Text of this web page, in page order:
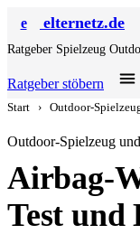
e elternetz.de
Ratgeber Spielzeug
Ratgeber stöbern
Start › Outdoor-
Outdoor-Spielzeug
Airbag-
Test und